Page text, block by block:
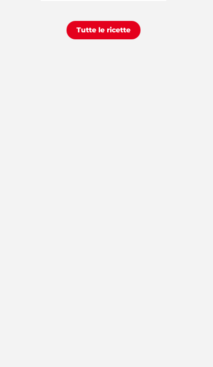
Tutte le ricette